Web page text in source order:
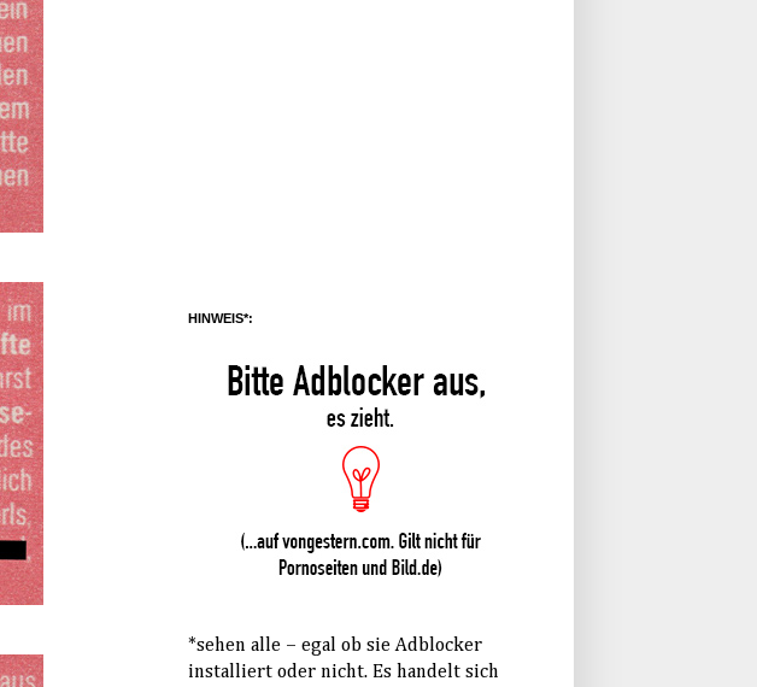
HINWEIS*:
*sehen alle – egal ob sie Adblocker
installiert oder nicht. Es handelt sich